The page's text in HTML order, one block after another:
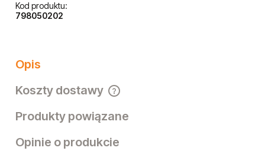
Kod produktu:
798050202
Opis
Koszty dostawy
Cena nie zawiera ewentualnych kosztów płatności
Produkty powiązane
Opinie o produkcie